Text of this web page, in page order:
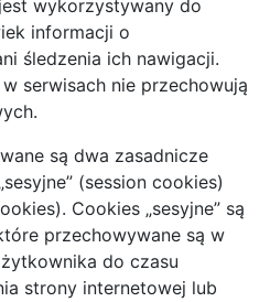
wykorzystywany do
informacji o
śledzenia ich nawigacji.
serwisach nie przechowują
są dwa zasadnicze
(session cookies)
Cookies „sesyjne” są
przechowywane są w
do czasu
strony internetowej lub